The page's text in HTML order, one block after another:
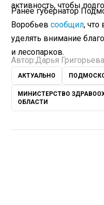
активность, чтобы
Ранее губернатор
Воробьевсообщил, что
уделять внимание
и лесопарков.
Автор:Дарья Григорьева
АКТУАЛЬНО
МИНИСТЕРСТВО
ОБЛАСТИ